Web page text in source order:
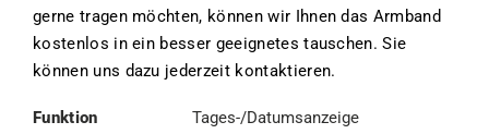
gerne tragen möchten, können wir Ihnen das Armband
kostenlos in ein besser geeignetes tauschen. Sie
können uns dazu jederzeit kontaktieren.
Funktion
Tages-/Datumsanzeige